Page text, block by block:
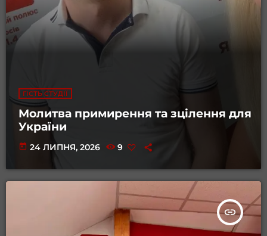
ГІСТЬ СТУДІЇ
Молитва примирення та зцілення для
України
today 24 ЛИПНЯ, 2026 9
insert_link